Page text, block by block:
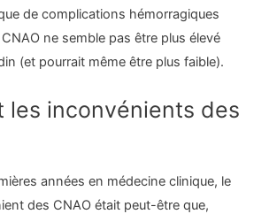
de complications hémorragiques
ne semble pas être plus élevé
(et pourrait même être plus faible).
les inconvénients des
années en médecine clinique, le
des CNAO était peut-être que,